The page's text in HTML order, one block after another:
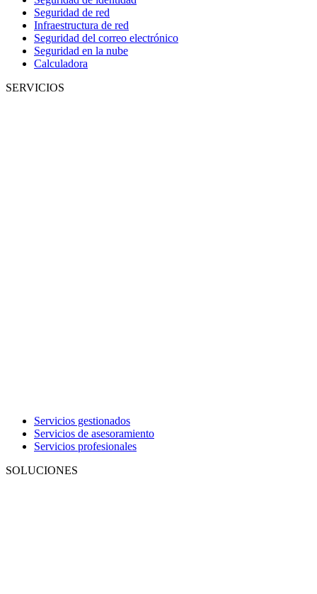
Seguridad de red
Infraestructura de red
Seguridad del correo electrónico
Seguridad en la nube
Calculadora
SERVICIOS
Servicios gestionados
Servicios de asesoramiento
Servicios profesionales
SOLUCIONES